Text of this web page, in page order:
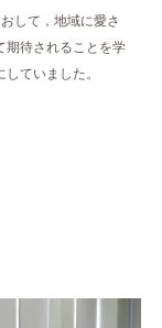
して，地域に愛さ
期待されることを学
ていました。